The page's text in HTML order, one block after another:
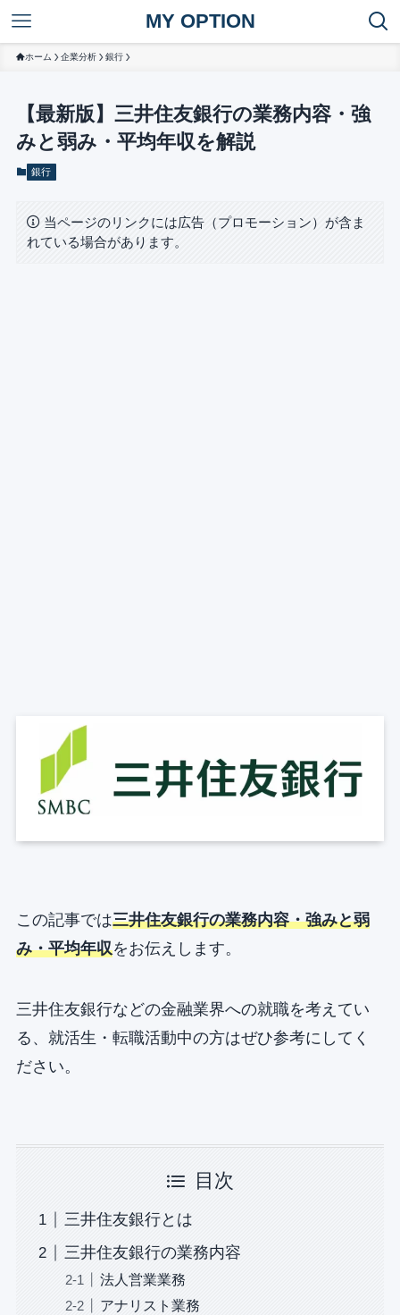
MY OPTION
ホーム 企業分析 銀行
【最新版】三井住友銀行の業務内容・強
みと弱み・平均年収を解説
銀行
当ページのリンクには広告（プロモーション）が含ま
れている場合があります。
この記事では三井住友銀行の業務内容・強みと弱
み・平均年収をお伝えします。
三井住友銀行などの金融業界への就職を考えてい
る、就活生・転職活動中の方はぜひ参考にしてく
ださい。
目次
三井住友銀行とは
三井住友銀行の業務内容
法人営業業務
アナリスト業務